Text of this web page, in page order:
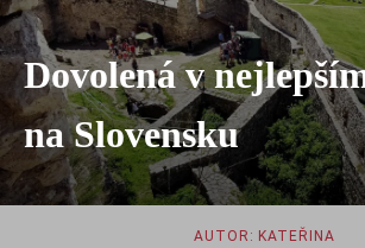
Dovolená v
na Slovensku
AUTOR: KATEŘINA